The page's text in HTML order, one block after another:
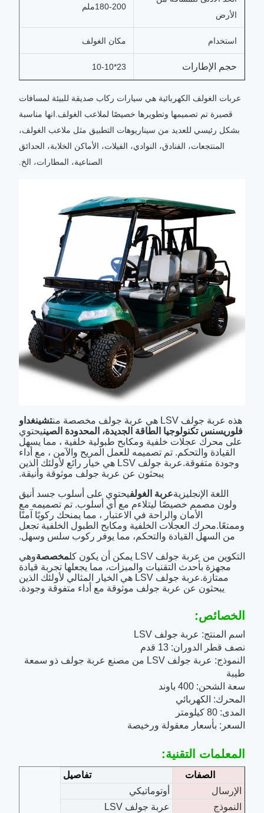
الأرض
180-200ملم
استخدام مكان الغولف
حجم الإطارات 23*10-10
عربات الغولف الكهربائية هي سيارات ركاب صديقة للبيئة لمسافات
قصيرة تم تصميمها وتطويرها خصيصًا لملاعب الغولف.انها مناسبة
بشكل رئيسي للعديد من سيناريوهات التطبيق مثل ملاعب الغولف،
المنتجعات، الفنادق، النوادي، الفيلات، الأماكن الخلابة، الحدائق
الصناعية، المطارات، الخ.
هذه عربة جولف LSV هي عربة جولف مخصصة من
تشينغداو
فلوريسنس تكنولوجيا الطاقة الجديدة، المحدودة الصينيحتوي
على محرك عجلات خلفية ومكابح طبولية خلفية ، مما يسهل
القيادة والتحكم. تم تصميمه للعمل المريح والآمن ، مع أداء
وجودة متفوقة.عربة جولف LSV هي خيار رائع لأولئك الذين
يبحثون عن عربة جولف موثوقة وأنيقة.
اللغة الإنجليزيةعربة الغولفيحتوي على أسلوب جسد أنيق
ولون مصمم خصيصًا ليتلاءم مع أي أسلوب. تم تصميمه مع
الأمان والراحة في الاعتبار ، مما يمنحك ركوبًا آمنًا
وممتعًا.محرك العجلات الخلفية ومكابح الطبول الخلفية تجعل
من السهل القيادة والتحكم، مما يوفر ركوب سلس وسهل.
التكوين من عربة جولف LSV يمكن أن يكون كل
مخصصةوهي
مجهزة بأحدث التقنيات والميزات، مما يجعلها تجربة قيادة
ممتازة.عربة جولف LSV هي الخيار المثالي لأولئك الذين
يبحثون عن عربة جولف موثوقة مع أداء متفوقة وجودة.
الخصائص:
اسم المنتج: عربة جولف LSV
نصف قطر الدوران: 13 قدم
النموذج: عربة جولف LSV من مصنع عربة جولف ذو سمعة
طيبة
سعة الشحن: 400 باوند
المحرك: الكهربائي
المدى: 80 كيلومتر
السعر: بأسعار معقولة ورخيصة
المعلمات التقنية:
الصفات
تفاصيل
الإرسال
أوتوماتيكي
النموذج
عربة جولف LSV